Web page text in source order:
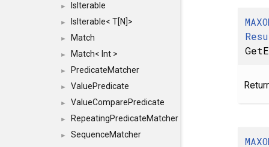
► IsIterable
► IsIterable< T[N]>
► Match
► Match< Int >
► PredicateMatcher
► ValuePredicate
► ValueComparePredicate
► RepeatingPredicateMatcher
►
SequenceMatcher